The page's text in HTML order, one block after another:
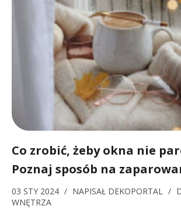
Co zrobić, żeby okna nie
Poznaj sposób na
03 STY 2024 / NAPISAŁ DEKOPORTAL /
WNĘTRZA